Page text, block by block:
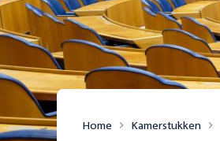
Home Kamerstukken